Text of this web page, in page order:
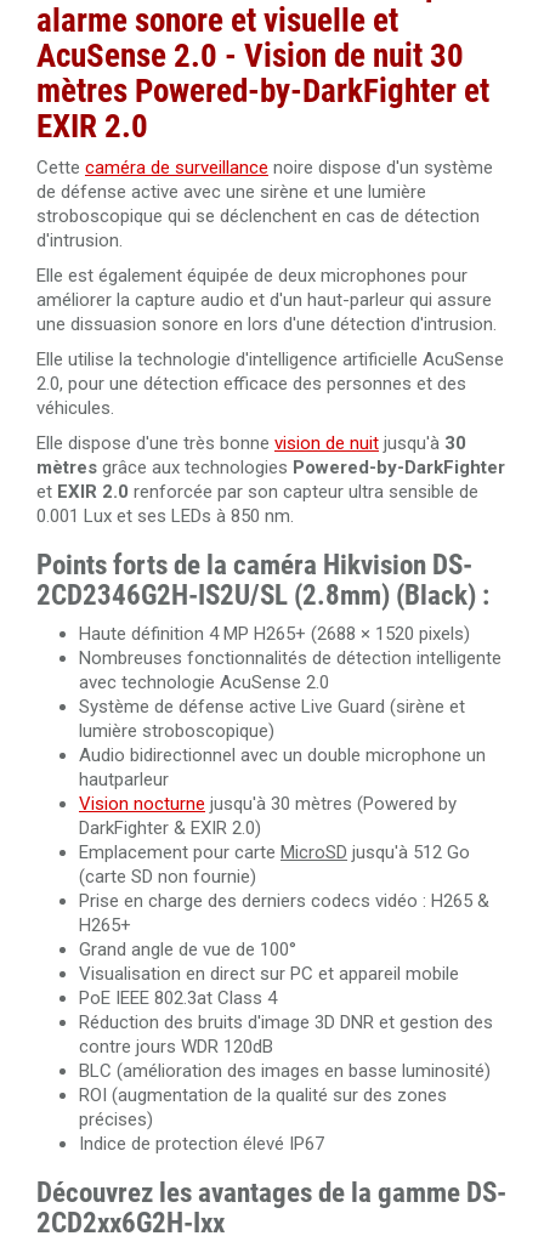
Câble RJ45 Cat.6 UTP 305 mètres LSZH Dahua PFM923I-
6UN-C
Câble réseau 305 mètres Dahua PFM920I-6UN-C/White
UTP CAT6
alarme sonore et visuelle et
AcuSense 2.0 - Vision de nuit 30
mètres Powered-by-DarkFighter et
EXIR 2.0
Cette caméra de surveillance noire dispose d'un système
de défense active avec une sirène et une lumière
stroboscopique qui se déclenchent en cas de détection
d'intrusion.
Elle est également équipée de deux microphones pour
améliorer la capture audio et d'un haut-parleur qui assure
une dissuasion sonore en lors d'une détection d'intrusion.
Elle utilise la technologie d'intelligence artificielle AcuSense
2.0, pour une détection efficace des personnes et des
véhicules.
Elle dispose d'une très bonne vision de nuit jusqu'à 30
mètres grâce aux technologies Powered-by-DarkFighter
et EXIR 2.0 renforcée par son capteur ultra sensible de
0.001 Lux et ses LEDs à 850 nm.
Points forts de la caméra Hikvision DS-
2CD2346G2H-IS2U/SL (2.8mm) (Black) :
Haute définition 4 MP H265+ (2688 × 1520 pixels)
Nombreuses fonctionnalités de détection intelligente
avec technologie AcuSense 2.0
Système de défense active Live Guard (sirène et
lumière stroboscopique)
Audio bidirectionnel avec un double microphone un
hautparleur
Vision nocturne jusqu'à 30 mètres (Powered by
DarkFighter & EXIR 2.0)
Emplacement pour carte MicroSD jusqu'à 512 Go
(carte SD non fournie)
Prise en charge des derniers codecs vidéo : H265 &
H265+
Grand angle de vue de 100°
Visualisation en direct sur PC et appareil mobile
PoE IEEE 802.3at Class 4
Réduction des bruits d'image 3D DNR et gestion des
contre jours WDR 120dB
BLC (amélioration des images en basse luminosité)
ROI (augmentation de la qualité sur des zones
précises)
Indice de protection élevé IP67
Découvrez les avantages de la gamme DS-
2CD2xx6G2H-Ixx